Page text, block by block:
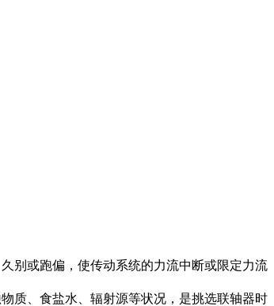
别或跑偏，使传动系统的力流中断或限定力流
质、食盐水、辐射源等状况，是挑选联轴器时